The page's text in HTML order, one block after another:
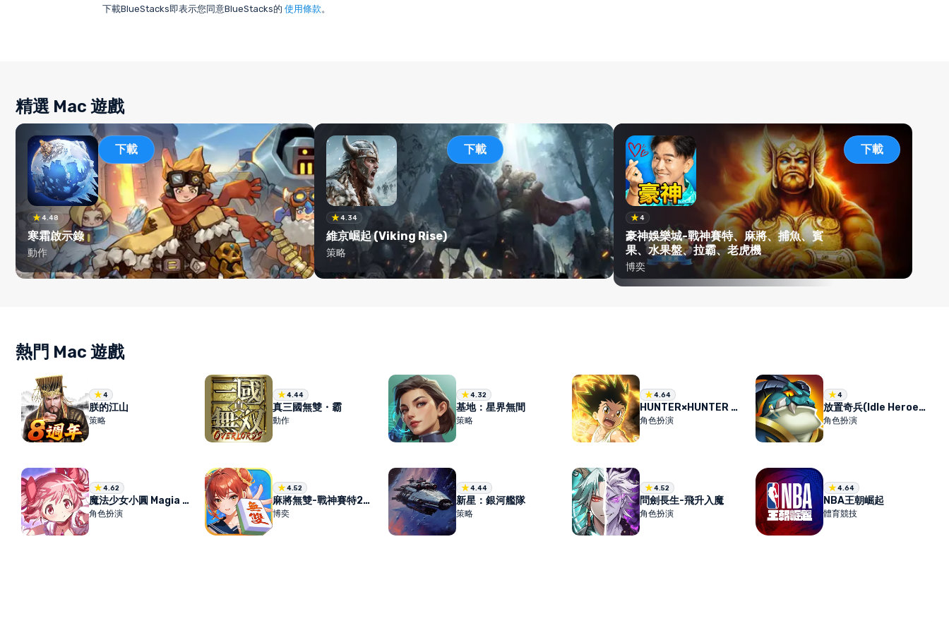
下載BlueStacks即表示您同意BlueStacks的 使用條款 。
精選 Mac 遊戲
4.48
寒霜啟示錄
動作
下載
4.34
維京崛起 (Viking Rise)
策略
下載
4
豪神娛樂城-戰神賽特、麻將、捕魚、賓
果、水果盤、拉霸、老虎機
博奕
下載
熱門 Mac 遊戲
4
朕的江山
策略
4.44
真三國無雙・霸
動作
4.32
基地：星界無間
策略
4.64
HUNTER×HUNTER NEN×SURVIVOR
角色扮演
4
放置奇兵(Idle Heroes)
角色扮演
4.62
魔法少女小圓 Magia Exedra
角色扮演
4.52
麻將無雙-戰神賽特2強勢上線、老虎機、捕魚機、推筒子、娛樂城
博奕
4.44
新星：銀河艦隊
策略
4.52
問劍長生-飛升入魔
角色扮演
4.64
NBA王朝崛起
體育競技